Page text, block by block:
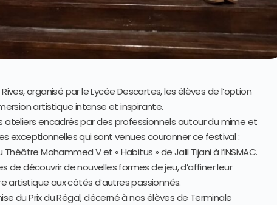
organisé par le Lycée Descartes, les élèves de l’option
artistique intense et inspirante.
encadrés par des professionnels autour du mime et
exceptionnelles qui sont venues couronner ce festival :
Mohammed V et « Habitus » de Jalil Tijani à l’INSMAC.
découvrir de nouvelles formes de jeu, d’affiner leur
aux côtés d’autres passionnés.
du Prix du Régal, décerné à nos élèves de Terminale